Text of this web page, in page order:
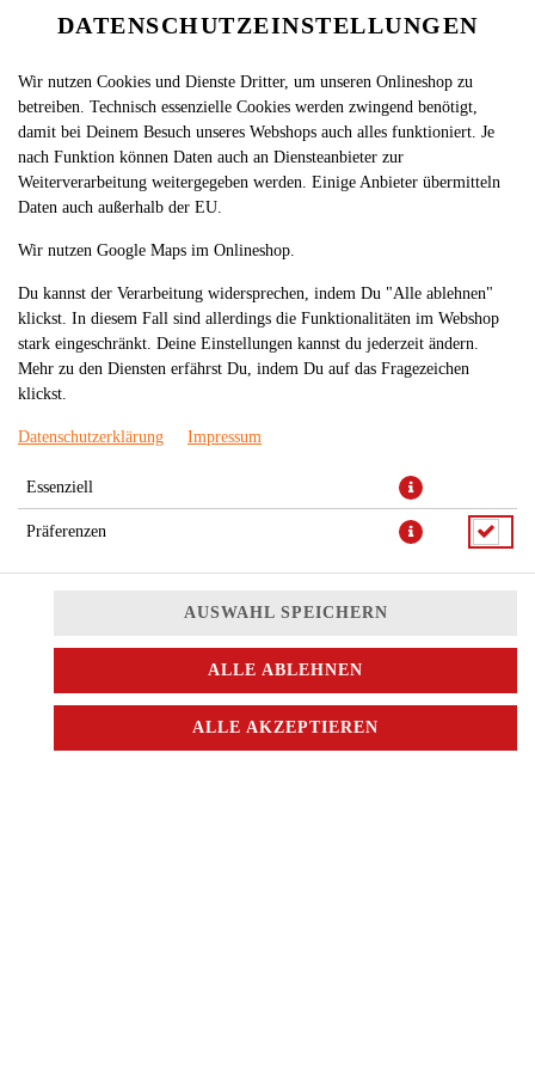
PASSWORT VERGESSEN
Gib Deine E-Mail-Adresse ein und wir schicken Dir einen Link zum
Zurücksetzen Deines Passworts.
DATENSCHUTZEINSTELLUNGEN
Wir nutzen Cookies und Dienste Dritter, um unseren Onlineshop zu
betreiben. Technisch essenzielle Cookies werden zwingend benötigt,
damit bei Deinem Besuch unseres Webshops auch alles funktioniert. Je
nach Funktion können Daten auch an Diensteanbieter zur
Weiterverarbeitung weitergegeben werden. Einige Anbieter übermitteln
Daten auch außerhalb der EU.
Wir nutzen Google Maps im Onlineshop.
Du kannst der Verarbeitung widersprechen, indem Du "Alle ablehnen"
klickst. In diesem Fall sind allerdings die Funktionalitäten im Webshop
stark eingeschränkt. Deine Einstellungen kannst du jederzeit ändern.
Mehr zu den Diensten erfährst Du, indem Du auf das Fragezeichen
klickst.
Datenschutzerklärung Impressum
Essenziell
Präferenzen
AUSWAHL SPEICHERN
ALLE ABLEHNEN
ALLE AKZEPTIEREN